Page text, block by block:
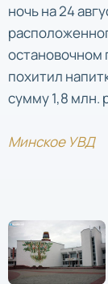
ночь на 24
остановочном
похитил
сумму 1,8 млн.
Минское УВД